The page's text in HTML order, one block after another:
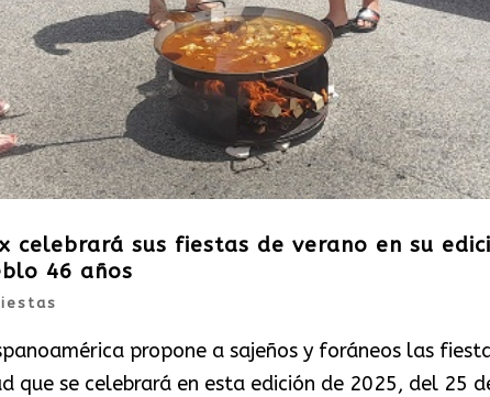
celebrará sus fiestas de verano en su
46 años
propone a sajeños y foráneos las
que se celebrará en esta edición de 2025, del 25